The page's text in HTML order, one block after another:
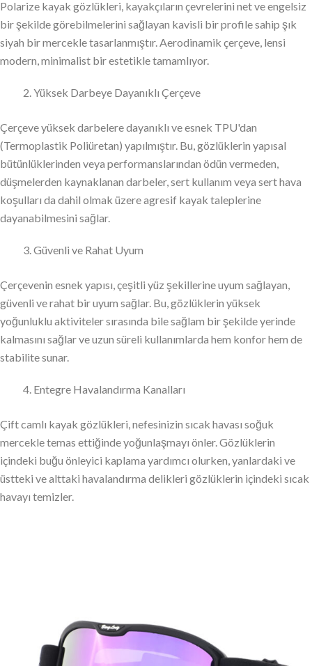
Polarize kayak gözlükleri, kayakçıların çevrelerini net ve engelsiz
bir şekilde görebilmelerini sağlayan kavisli bir profile sahip şık
siyah bir mercekle tasarlanmıştır. Aerodinamik çerçeve, lensi
modern, minimalist bir estetikle tamamlıyor.
Yüksek Darbeye Dayanıklı Çerçeve
Çerçeve yüksek darbelere dayanıklı ve esnek TPU'dan
(Termoplastik Poliüretan) yapılmıştır. Bu, gözlüklerin yapısal
bütünlüklerinden veya performanslarından ödün vermeden,
düşmelerden kaynaklanan darbeler, sert kullanım veya sert hava
koşulları da dahil olmak üzere agresif kayak taleplerine
dayanabilmesini sağlar.
Güvenli ve Rahat Uyum
Çerçevenin esnek yapısı, çeşitli yüz şekillerine uyum sağlayan,
güvenli ve rahat bir uyum sağlar. Bu, gözlüklerin yüksek
yoğunluklu aktiviteler sırasında bile sağlam bir şekilde yerinde
kalmasını sağlar ve uzun süreli kullanımlarda hem konfor hem de
stabilite sunar.
Entegre Havalandırma Kanalları
Çift camlı kayak gözlükleri, nefesinizin sıcak havası soğuk
mercekle temas ettiğinde yoğunlaşmayı önler. Gözlüklerin
içindeki buğu önleyici kaplama yardımcı olurken, yanlardaki ve
üstteki ve alttaki havalandırma delikleri gözlüklerin içindeki sıcak
havayı temizler.